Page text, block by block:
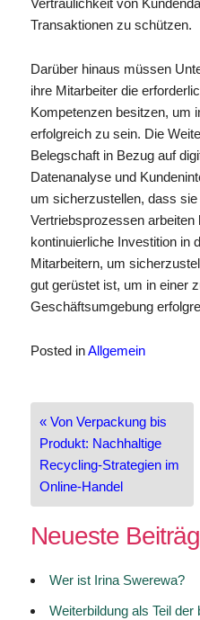
Vertraulichkeit von
Transaktionen zu schützen.
Darüber hinaus müssen
ihre Mitarbeiter die
Kompetenzen besitzen, um
erfolgreich zu sein. Die
Belegschaft in Bezug auf
Datenanalyse und
um sicherzustellen, dass
Vertriebsprozessen
kontinuierliche Investition in
Mitarbeitern, um
gut gerüstet ist, um in einer
Geschäftsumgebung
Posted inAllgemein
« Von Verpackung bis
Produkt: Nachhaltige
Recycling-Strategien im
Online-Handel
Neueste
Wer ist Irina Swerewa?
Weiterbildung als Teil